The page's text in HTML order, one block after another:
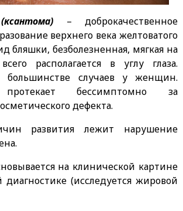
– доброкачественное
верхнего века желтоватого
бляшки, безболезненная, мягкая на
располагается в углу глаза.
большинстве случаев у женщин.
протекает бессимптомно за
дефекта.
развития лежит нарушение
на клинической картине
диагностике (исследуется жировой